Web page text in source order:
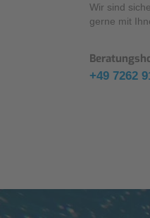
Wir sind
gerne mit
+49 7262